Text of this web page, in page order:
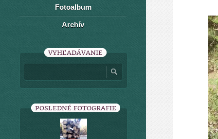
Fotoalbum
Archív
VYHĽADÁVANIE
POSLEDNÉ FOTOGRAFIE